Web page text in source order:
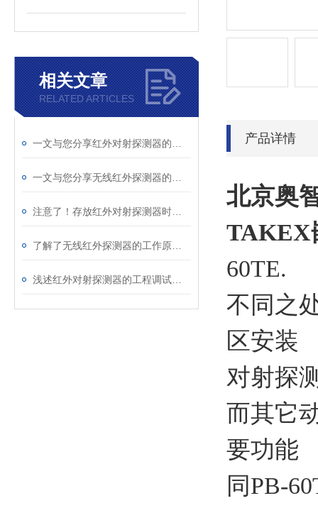
相关文章
RELATED ARTICLES
产品详情
北京奥
TAKEX
60TE.
不同之
区安装
对射探
而其它
要功能
同PB-